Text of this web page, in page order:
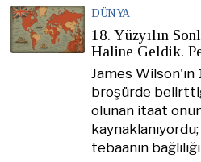
DÜNYA
18. Yüzyılın
Haline Geldik.
James
broşürde
olunan itaat
tebaanın